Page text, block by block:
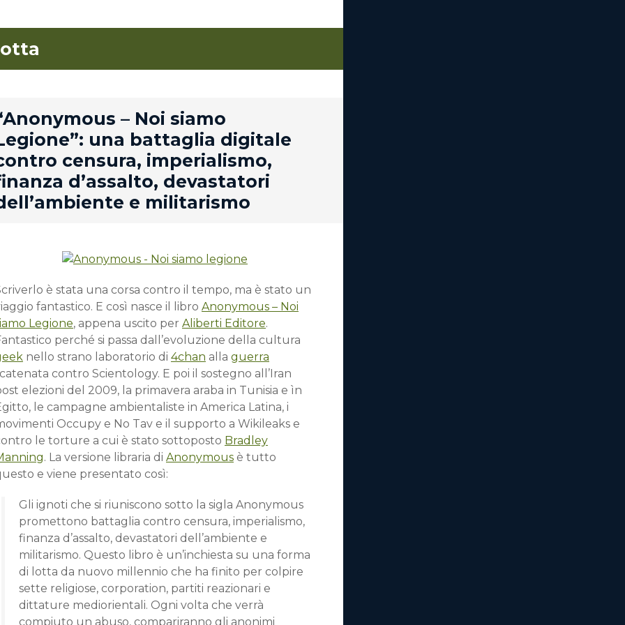
– Noi siamo
una battaglia digitale
censura, imperialismo,
d’assalto, devastatori
e militarismo
è stata una corsa contro il tempo, ma è stato un
fantastico. E così nasce il libro Anonymous – Noi
Legione, appena uscito per Aliberti Editore.
perché si passa dall’evoluzione della cultura
nello strano laboratorio di 4chan alla guerra
contro Scientology. E poi il sostegno all’Iran
elezioni del 2009, la primavera araba in Tunisia e ìn
le campagne ambientaliste in America Latina, i
Occupy e No Tav e il supporto a Wikileaks e
le torture a cui è stato sottoposto Bradley
. La versione libraria di Anonymous è tutto
e viene presentato così:
Gli ignoti che si riuniscono sotto la sigla Anonymous
promettono battaglia contro censura, imperialismo,
finanza d’assalto, devastatori dell’ambiente e
militarismo. Questo libro è un’inchiesta su una forma
di lotta da nuovo millennio che ha finito per colpire
sette religiose, corporation, partiti reazionari e
dittature mediorientali. Ogni volta che verrà
compiuto un abuso, compariranno gli anonimi